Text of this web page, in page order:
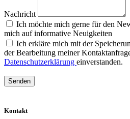
Nachricht
Ich möchte mich gerne für den
mich auf informative Neuigkeiten
Ich erkläre mich mit der
der Bearbeitung meiner
Datenschutzerklärung einverstanden.
Senden
Kontakt